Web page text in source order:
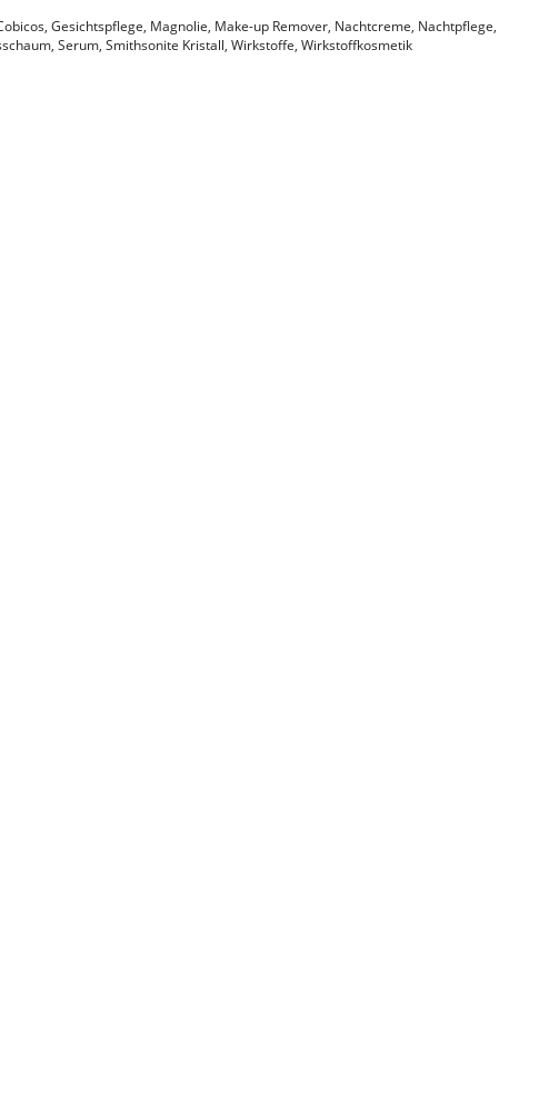
, Gesichtspflege, Magnolie, Make-up Remover, Nachtcreme, Nachtpflege,
, Serum, Smithsonite Kristall, Wirkstoffe, Wirkstoffkosmetik